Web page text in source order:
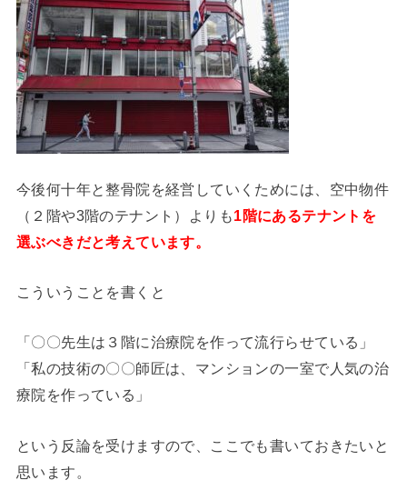
今後何十年と整骨院を経営していくためには、空中物件
（２階や3階のテナント）よりも1階にあるテナントを
選ぶべきだと考えています。
こういうことを書くと
「〇〇先生は３階に治療院を作って流行らせている」
「私の技術の〇〇師匠は、マンションの一室で人気の治
療院を作っている」
という反論を受けますので、ここでも書いておきたいと
思います。